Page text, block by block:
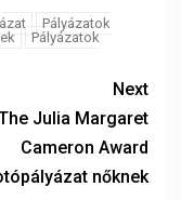
Pályázatok
Pályázatok
Next
Julia Margaret
Cameron Award
nőknek